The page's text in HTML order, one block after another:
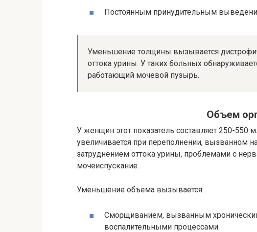
Постоянным принудительным
Уменьшение толщины вызывается
оттока урины. У таких больных
работающий мочевой пузырь.
Объем
У женщин этот показатель составляет 250-
увеличивается при переполнении, вызванном
затруднением оттока урины, проблемами с
мочеиспускание.
Уменьшение объема вызывается:
Сморщиванием, вызванным
воспалительными процессами.